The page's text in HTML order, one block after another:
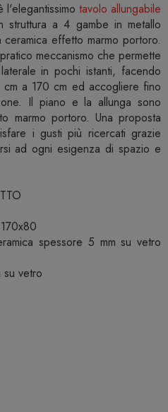
l'elegantissimo tavolo allungabile
struttura a 4 gambe in metallo
effetto marmo portoro.
meccanismo che permette
in pochi istanti, facendo
a 170 cm ed accogliere fino
Il piano e la allunga sono
marmo portoro. Una proposta
i gusti più ricercati grazie
ad ogni esigenza di spazio e
spessore 5 mm su vetro
su vetro